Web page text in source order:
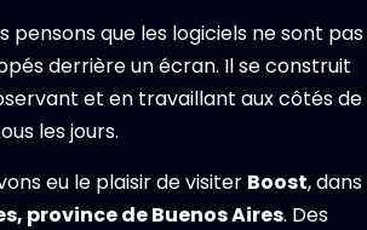
pensons que les logiciels ne sont pas
derrière un écran. Il se construit
et en travaillant aux côtés de
les jours.
eu le plaisir de visiter Boost, dans
province de Buenos Aires. Des